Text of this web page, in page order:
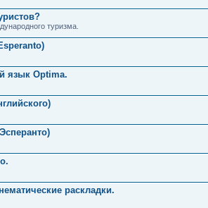
туризма.
язык Optima.
раскладки.